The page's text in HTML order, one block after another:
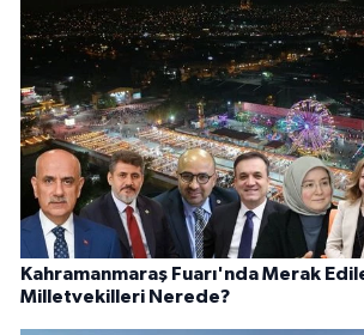
Kahramanmaraş Fuarı'nda Merak
Milletvekilleri Nerede?